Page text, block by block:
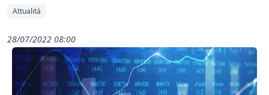
Attualità
28/07/2022 08:00